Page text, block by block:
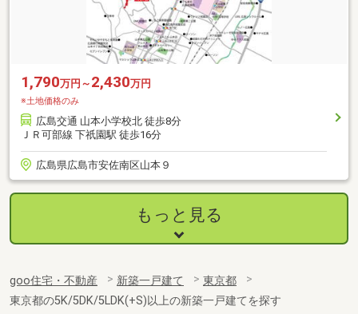
1,790万円～ 2,430万円
※土地価格のみ
広島交通 山本小学校北 徒歩8分
ＪＲ可部線 下祇園駅 徒歩16分
広島県広島市安佐南区山本９
もっと見る
goo住宅・不動産 新築一戸建て
東京都
東京都の5K/5DK/5LDK(+S)以上の新築一戸建てを探す